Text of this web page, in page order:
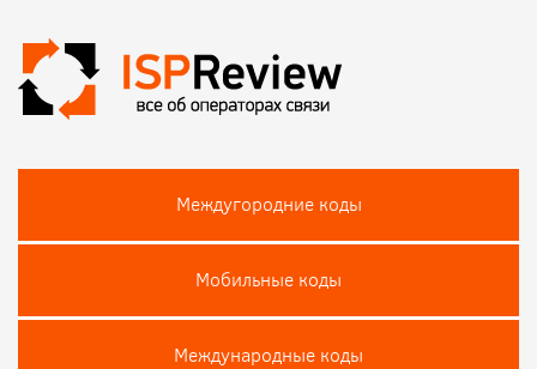
Междугородние коды
Мобильные коды
Международные коды